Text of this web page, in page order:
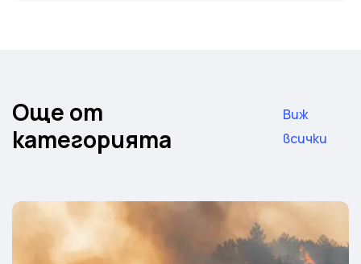
Още от
категорията
Виж
всички